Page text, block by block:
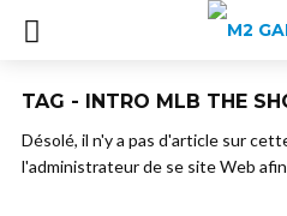
TAG - INTRO MLB THE
Désolé, il n'y a pas d'article sur
l'administrateur de se site Web